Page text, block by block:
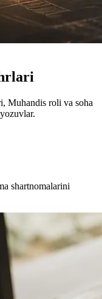
Muhandis roli va soha
shartnomalarini